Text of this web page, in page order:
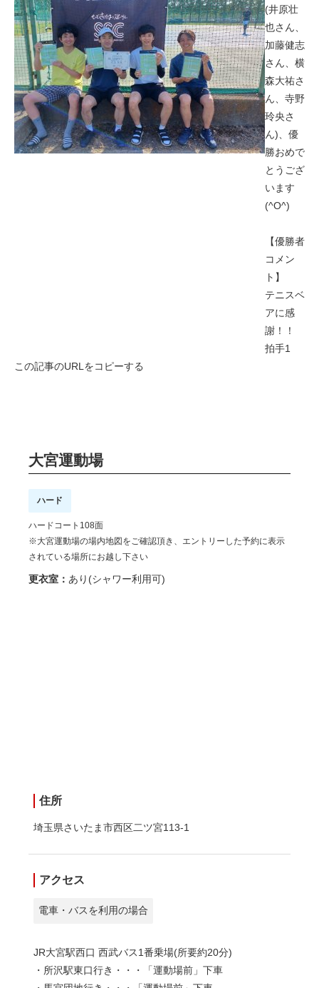
(井原壮
也さん、
加藤健志
さん、横
森大祐さ
ん、寺野
玲央さ
ん)、優
勝おめで
とうござ
います
(^O^)
【優勝者
コメン
ト】
テニスベ
アに感
謝！！
拍手1
この記事のURLをコピーする
大宮運動場
ハード
ハードコート108面
※大宮運動場の場内地図をご確認頂き、エントリーした予約に表示
されている場所にお越し下さい
更衣室： あり(シャワー利用可)
住所
埼玉県さいたま市西区二ツ宮113-1
アクセス
電車・バスを利用の場合
JR大宮駅西口 西武バス1番乗場(所要約20分)
・所沢駅東口行き・・・「運動場前」下車